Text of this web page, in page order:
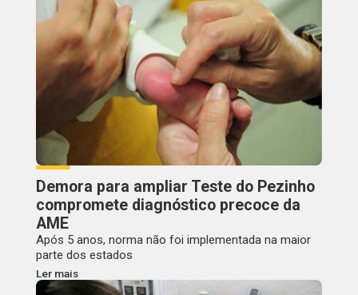
Demora para ampliar Teste do Pezinho
compromete diagnóstico precoce da
AME
Após 5 anos, norma não foi implementada na maior
parte dos estados
Ler mais